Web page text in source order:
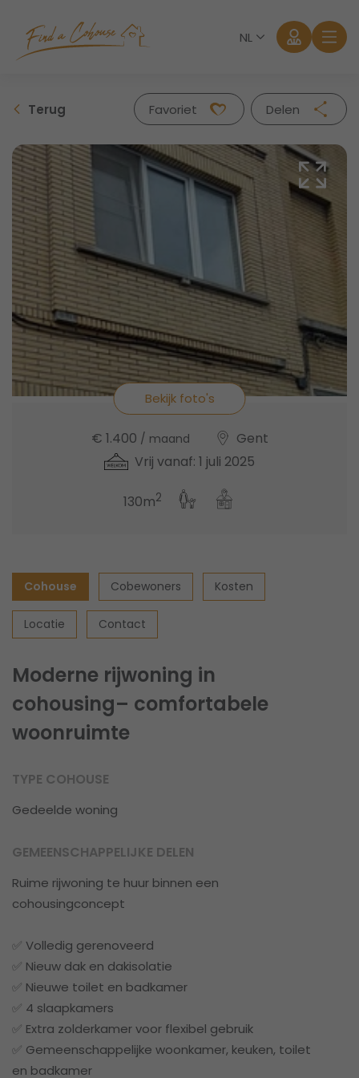
NL
Terug Favoriet
Delen
Facebook
Twitter
Whatsapp
Mail
Bekijk foto's
€ 1.400 / maand
Gent
Vrij vanaf: 1 juli 2025
130m2
Cohouse Cobewoners Kosten
Locatie Contact
Moderne rijwoning in
cohousing– comfortabele
woonruimte
TYPE COHOUSE
Gedeelde woning
GEMEENSCHAPPELIJKE DELEN
Ruime rijwoning te huur binnen een
cohousingconcept
✅ Volledig gerenoveerd
✅ Nieuw dak en dakisolatie
✅ Nieuwe toilet en badkamer
✅ 4 slaapkamers
✅ Extra zolderkamer voor flexibel gebruik
✅ Gemeenschappelijke woonkamer, keuken, toilet
en badkamer